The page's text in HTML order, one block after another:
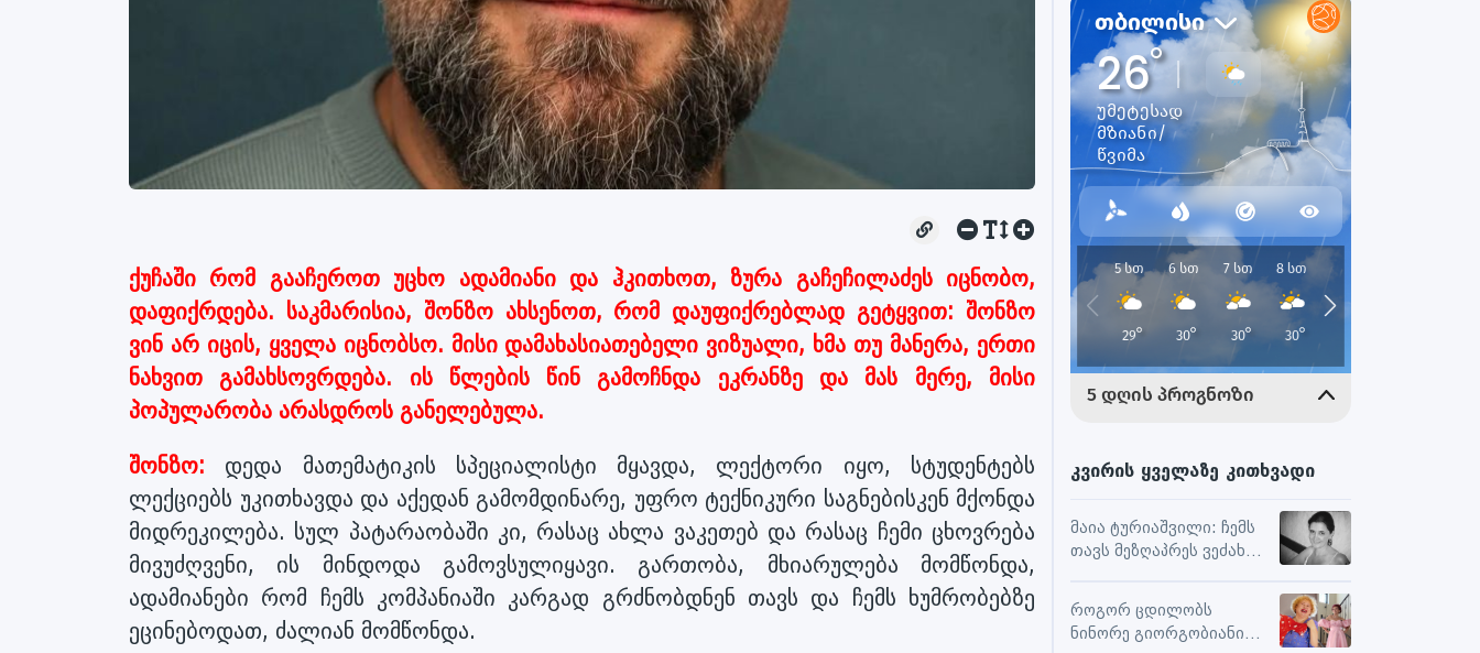
ქუჩაში რომ გააჩეროთ უცხო ადამიანი და ჰკითხოთ, ზურა გაჩეჩილაძეს იცნობო,
დაფიქრდება. საკმარისია, შონზო ახსენოთ, რომ დაუფიქრებლად გეტყვით: შონზო
ვინ არ იცის, ყველა იცნობსო. მისი დამახასიათებელი ვიზუალი, ხმა თუ მანერა, ერთი
ნახვით გამახსოვრდება. ის წლების წინ გამოჩნდა ეკრანზე და მას მერე, მისი
პოპულარობა არასდროს განელებულა.
შონზო: დედა მათემატიკის სპეციალისტი მყავდა, ლექტორი იყო, სტუდენტებს
ლექციებს უკითხავდა და აქედან გამომდინარე, უფრო ტექნიკური საგნებისკენ მქონდა
მიდრეკილება. სულ პატარაობაში კი, რასაც ახლა ვაკეთებ და რასაც ჩემი ცხოვრება
მივუძღვენი, ის მინდოდა გამოვსულიყავი. გართობა, მხიარულება მომწონდა,
ადამიანები რომ ჩემს კომპანიაში კარგად გრძნობდნენ თავს და ჩემს ხუმრობებზე
ეცინებოდათ, ძალიან მომწონდა.
კვირის ყველაზე კითხვადი
მაია ტურიაშვილი: ჩემს
თავს მეზღაპრეს ვეძახი,
ურთიერთობებსა და
შემოქმედებით
მუშაობაში
როგორ ცდილობს
ნინორე გიორგობიანი